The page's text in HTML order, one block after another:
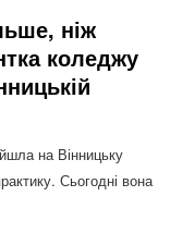
ніж
коледжу
на Вінницьку
Сьогодні вона